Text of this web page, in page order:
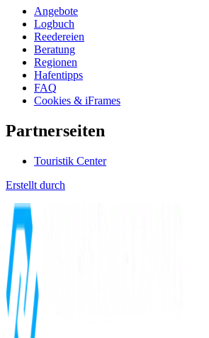
Angebote
Logbuch
Reedereien
Beratung
Regionen
Hafentipps
FAQ
Cookies & iFrames
Partnerseiten
Touristik Center
Erstellt durch